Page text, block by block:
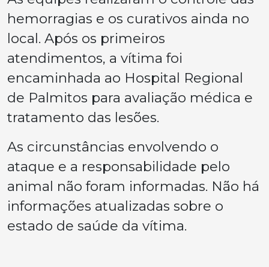
hemorragias e os curativos ainda no
local. Após os primeiros
atendimentos, a vítima foi
encaminhada ao Hospital Regional
de Palmitos para avaliação médica e
tratamento das lesões.
As circunstâncias envolvendo o
ataque e a responsabilidade pelo
animal não foram informadas. Não há
informações atualizadas sobre o
estado de saúde da vítima.